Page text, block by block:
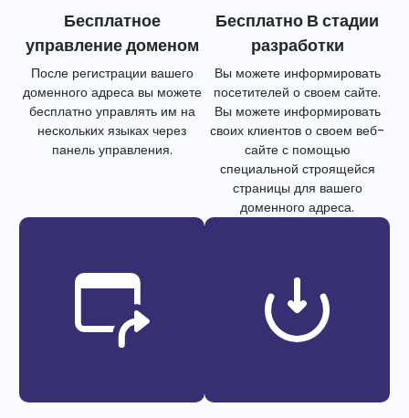
Бесплатное
управление доменом
После регистрации вашего
доменного адреса вы можете
бесплатно управлять им на
нескольких языках через
панель управления.
Бесплатно В стадии
разработки
Вы можете информировать
посетителей о своем сайте.
Вы можете информировать
своих клиентов о своем веб-
сайте с помощью
специальной строящейся
страницы для вашего
доменного адреса.